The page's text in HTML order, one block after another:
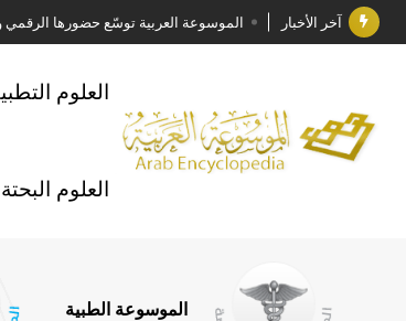
آخر الأخبار الموسوعة العربية توسّع حضورها الرقمي
جائزة مجمع الملك سلمان العالمي للغة العربية
الأستاذ إياد خالد الطباع مدير عام لهيئة
السيد محمد ياسين صالح وزيرا للثقافة
توصيات مجلس الإدارة
العلوم
العلوم البحتة
الموسوعة الطبية